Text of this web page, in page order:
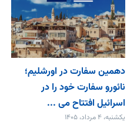
دهمین سفارت در اورشلیم؛
نائورو سفارت خود را در
اسرائیل افتتاح می‌ ...
یکشنبه، ۴ مرداد، ۱۴۰۵